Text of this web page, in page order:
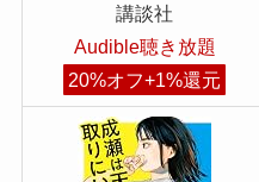
講談社
Audible聴き放題
20%オフ+1%還元